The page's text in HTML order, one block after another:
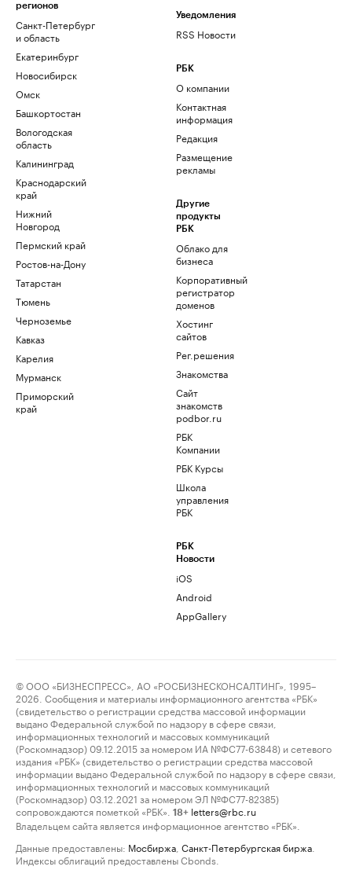
регионов
Санкт-Петербург
и область
Екатеринбург
Новосибирск
Омск
Башкортостан
Вологодская
область
Калининград
Краснодарский
край
Нижний
Новгород
Пермский край
Ростов-на-Дону
Татарстан
Тюмень
Черноземье
Кавказ
Карелия
Мурманск
Приморский
край
Уведомления
RSS Новости
РБК
О компании
Контактная
информация
Редакция
Размещение
рекламы
Другие
продукты
РБК
Облако для
бизнеса
Корпоративный
регистратор
доменов
Хостинг
сайтов
Рег.решения
Знакомства
Сайт
знакомств
podbor.ru
РБК
Компании
РБК Курсы
Школа
управления
РБК
РБК
Новости
iOS
Android
AppGallery
© ООО «БИЗНЕСПРЕСС», АО «РОСБИЗНЕСКОНСАЛТИНГ», 1995–
2026. Сообщения и материалы информационного агентства «РБК»
(свидетельство о регистрации средства массовой информации
выдано Федеральной службой по надзору в сфере связи,
информационных технологий и массовых коммуникаций
(Роскомнадзор) 09.12.2015 за номером ИА №ФС77-63848) и сетевого
издания «РБК» (свидетельство о регистрации средства массовой
информации выдано Федеральной службой по надзору в сфере связи,
информационных технологий и массовых коммуникаций
(Роскомнадзор) 03.12.2021 за номером ЭЛ №ФС77-82385)
сопровождаются пометкой «РБК».
18+ letters@rbc.ru
Владельцем сайта является информационное агентство «РБК».
Данные предоставлены: Мосбиржа Санкт-Петербургская биржа
Индексы облигаций предоставлены Cbonds.